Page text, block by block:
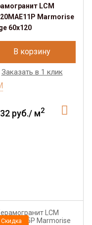
LCM
Marmorise
60x120
В корзину
Заказать в 1 клик
руб./ м2
Скидка